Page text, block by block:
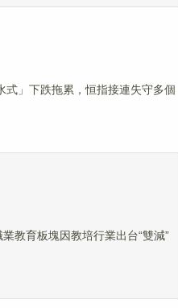
式」下跌拖累，恒指接連失守多個
教育板塊因教培行業出台“雙減”